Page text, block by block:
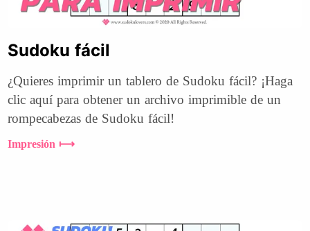
Sudoku fácil
¿Quieres imprimir un tablero de Sudoku fácil? ¡Haga
clic aquí para obtener un archivo imprimible de un
rompecabezas de Sudoku fácil!
Impresión ⟼